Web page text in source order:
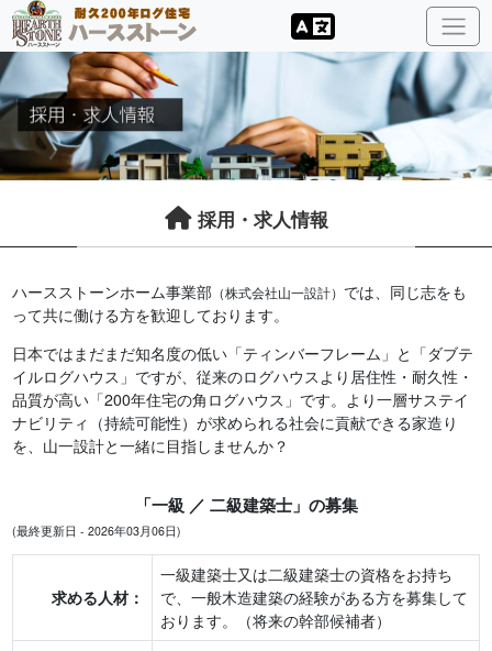
採用・求人情報
ハースストーンホーム事業部（株式会社山一設計） では、同じ志をも
って共に働ける方を歓迎しております。
日本ではまだまだ知名度の低い「ティンバーフレーム」と「ダブテ
イルログハウス」ですが、従来のログハウスより居住性・耐久性・
品質が高い「200年住宅の角ログハウス」です。より一層サステイ
ナビリティ（持続可能性）が求められる社会に貢献できる家造り
を、山一設計と一緒に目指しませんか？
「一級 ／ 二級建築士」の募集
(最終更新日 - 2026年03月06日)
求める人材：
一級建築士又は二級建築士の資格をお持ち
で、一般木造建築の経験がある方を募集して
おります。（将来の幹部候補者）